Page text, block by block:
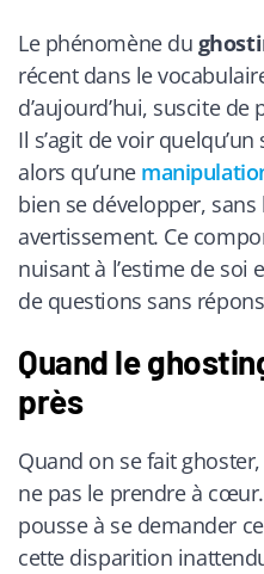
Le phénomène du
récent dans le
d’aujourd’hui, suscite
Il s’agit de voir
alors qu’une
bien se développer,
avertissement. Ce
nuisant à l’estime de soi
de questions sans
Quand le
près
Quand on se fait
ne pas le prendre à
pousse à se demander
cette disparition